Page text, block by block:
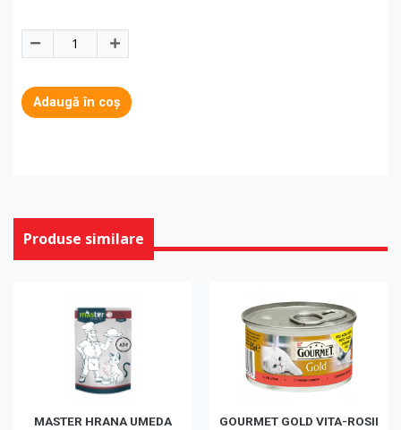
Adaugă în coș
Produse similare
MASTER HRANA UMEDA
GOURMET GOLD VITA-ROSII